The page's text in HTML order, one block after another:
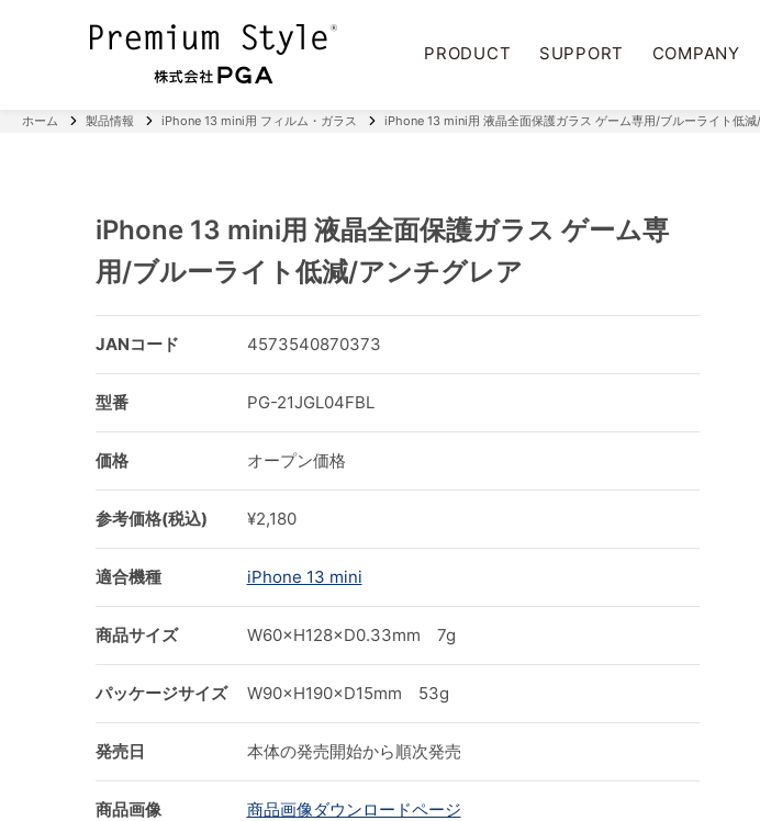
PRODUCT SUPPORT COMPANY
ホーム 製品情報 iPhone 13 mini用 フィルム・ガラス iPhone 13 mini用 液晶全面保護ガラス ゲーム専用/ブルーライト低減
iPhone 13 mini用 液晶全面保護ガラス ゲーム専
用/ブルーライト低減/アンチグレア
JANコード 4573540870373
型番 PG-21JGL04FBL
価格 オープン価格
参考価格(税込) ¥2,180
適合機種 iPhone 13 mini
商品サイズ W60×H128×D0.33mm 7g
パッケージサイズ W90×H190×D15mm 53g
発売日 本体の発売開始から順次発売
商品画像 商品画像ダウンロードページ